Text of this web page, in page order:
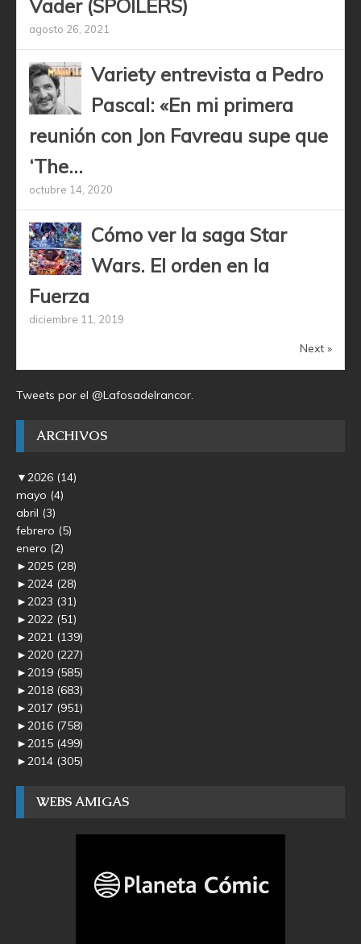
Vader (SPOILERS)
agosto 26, 2021
Variety entrevista a Pedro
Pascal: «En mi primera
reunión con Jon Favreau supe que
‘The...
octubre 14, 2020
Cómo ver la saga Star
Wars. El orden en la
Fuerza
diciembre 11, 2019
Next »
Tweets por el @Lafosadelrancor.
ARCHIVOS
▼2026 (14)
mayo (4)
abril (3)
febrero (5)
enero (2)
►2025 (28)
►2024 (28)
►2023 (31)
►2022 (51)
►2021 (139)
►2020 (227)
►2019 (585)
►2018 (683)
►2017 (951)
►2016 (758)
►2015 (499)
►2014 (305)
WEBS AMIGAS